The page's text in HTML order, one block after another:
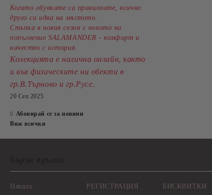
Когато обувките са правилните, всичко
друго си идва на мястото.
Стъпка в новия сезон с новото ни
попълнение SALAMANDER - комфорт и
качество с история.
Колекцията е налична онлайн, както
и във физическите ни обекти в
гр.В.Търново и гр.Русе.
20 Сеп 2025
Абонирай се за новини
Виж всички
Начало РЕГИСТРАЦИЯ БИСКВИТКИ